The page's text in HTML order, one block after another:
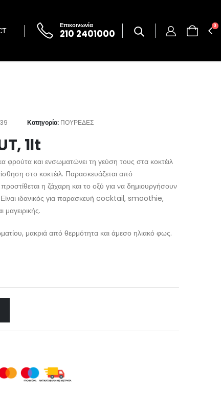
Επικοινωνία
210 2401000
0
Κατηγορία: ΠΟΥΡΕΔΕΣ
1lt
φρούτα και ενσωματώνει τη γεύση τους στα κοκτέιλ
στο κοκτέιλ. Παρασκευάζεται από
η ζάχαρη και το οξύ για να δημιουργήσουν
ιδανικός για παρασκευή cocktail, smoothie,
μακριά από θερμότητα και άμεσο ηλιακό φως.